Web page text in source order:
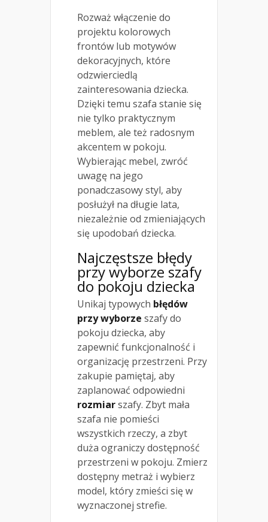
Rozważ włączenie do
projektu kolorowych
frontów lub motywów
dekoracyjnych, które
odzwierciedlą
zainteresowania dziecka.
Dzięki temu szafa stanie się
nie tylko praktycznym
meblem, ale też radosnym
akcentem w pokoju.
Wybierając mebel, zwróć
uwagę na jego
ponadczasowy styl, aby
posłużył na długie lata,
niezależnie od zmieniających
się upodobań dziecka.
Najczęstsze błędy
przy wyborze szafy
do pokoju dziecka
Unikaj typowych błędów
przy wyborze szafy do
pokoju dziecka, aby
zapewnić funkcjonalność i
organizację przestrzeni. Przy
zakupie pamiętaj, aby
zaplanować odpowiedni
rozmiarszafy. Zbyt mała
szafa nie pomieści
wszystkich rzeczy, a zbyt
duża ograniczy dostępność
przestrzeni w pokoju. Zmierz
dostępny metraż i wybierz
model, który zmieści się w
wyznaczonej strefie.